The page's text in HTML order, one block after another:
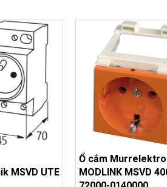
MSVD UTE
Ổ cắm
MODLINK MSVD